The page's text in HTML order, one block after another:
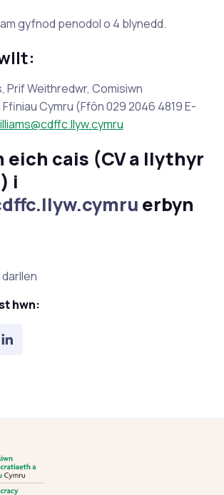
gyfnod penodol o 4 blynedd.
Prif Weithredwr, Comisiwn
Cymru (Ffôn 029 2046 4819 E-
eich cais (CV a llythyr
i
erbyn
amcangyfrifedig:
hwn: